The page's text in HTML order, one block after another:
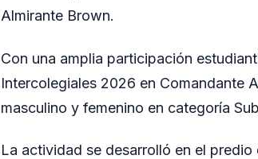
Almirante Brown.
Con una amplia participación
Intercolegiales 2026 en Comandante
masculino y femenino en categoría
La actividad se desarrolló en el